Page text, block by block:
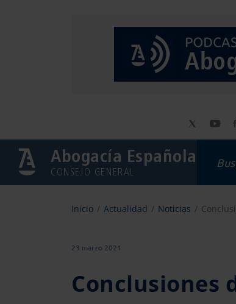
Abogacía Española
CONSEJO GENERAL
Inicio Actualidad Noticias
23 marzo 2021
Conclusiones